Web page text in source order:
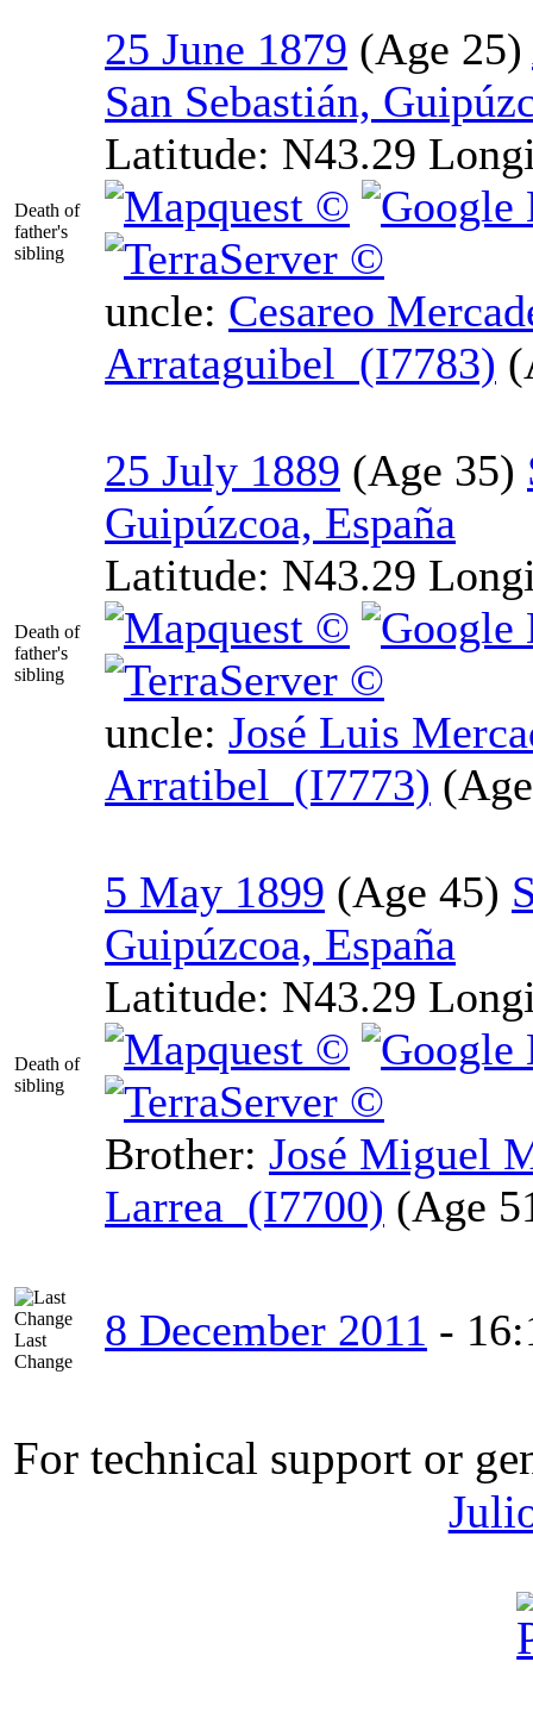
Death of
father's
sibling
25 June 1879
San Sebastián,
Latitude: N43.29
uncle: Cesareo
Arrataguibel (I7783)
Death of
father's
sibling
25 July 1889
Guipúzcoa, España
Latitude: N43.29
uncle: José Luis
Arratibel (I7773)
Death of
sibling
5 May 1899
Guipúzcoa, España
Latitude: N43.29
Brother: José Miguel
Larrea (I7700)
Last
Change
8 December 2011 -
For technical support or